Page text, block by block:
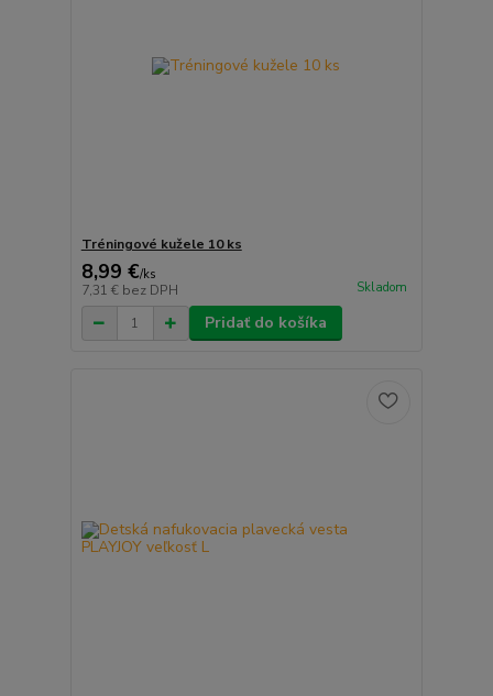
Tréningové kužele 10 ks
8,99 €/ks
7,31 € bez DPH Skladom
Pridať do košíka